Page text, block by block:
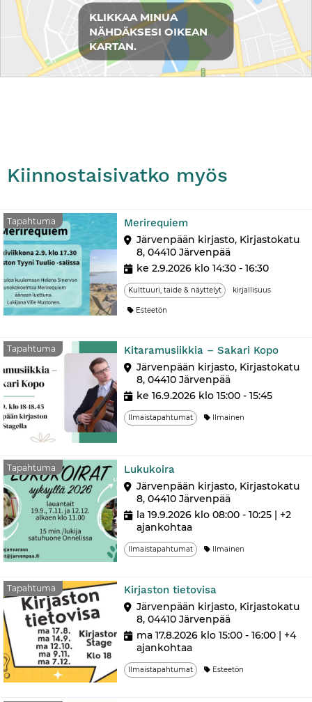
KLIKKAA MINUA
NÄHDÄKSESI OIKEAN
KARTAN.
Kiinnostaisivatko myös
Tapahtuma Merirequiem
Järvenpään kirjasto, Kirjastokatu
8, 04410 Järvenpää
ke 2.9.2026 klo 14:30 - 16:30
Kulttuuri, taide & näyttelyt kirjallisuus
Esteetön
Tapahtuma Kitaramusiikkia – Sakari Kopo
Järvenpään kirjasto, Kirjastokatu
8, 04410 Järvenpää
ke 16.9.2026 klo 15:00 - 15:45
Ilmaistapahtumat Ilmainen
Tapahtuma Lukukoira
Järvenpään kirjasto, Kirjastokatu
8, 04410 Järvenpää
la 19.9.2026 klo 08:00 - 10:25 | +2
ajankohtaa
Ilmaistapahtumat Ilmainen
Tapahtuma Kirjaston tietovisa
Järvenpään kirjasto, Kirjastokatu
8, 04410 Järvenpää
ma 17.8.2026 klo 15:00 - 16:00 | +4
ajankohtaa
Ilmaistapahtumat Esteetön